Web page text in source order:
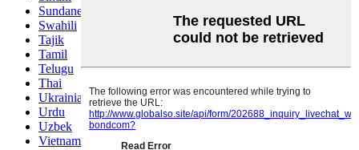
Sundanese
Swahili
Tajik
Tamil
Telugu
Thai
Ukrainian
Urdu
Uzbek
Vietnamese